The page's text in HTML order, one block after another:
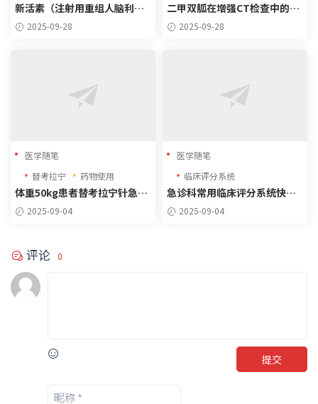
新活素（注射用重组人脑利钠
肽)治疗心力衰竭适应证
2025-09-28
二甲双胍在增强CT检查中的使
用建议（2025年更新）
2025-09-28
医学随笔
替考拉宁
药物使用
体重50kg患者替考拉宁针急诊
使用方案
2025-09-04
医学随笔
临床评分系统
急诊科常用临床评分系统快速
参考指南
2025-09-04
评论 0
提交